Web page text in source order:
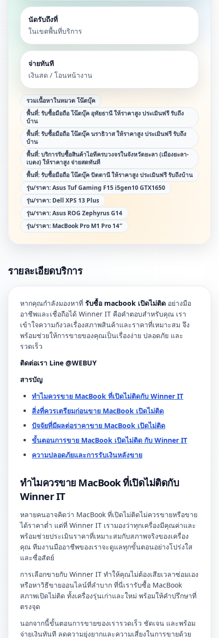
นัดรับถึงที่
ในเขตพื้นที่บริการ
จ่ายทันที
เงินสด / โอนหน้างาน
รวมเนื้อหาในหมวดโน๊ตบุ๊ค
พื้นที่:รับซื้อมือถือ โน๊ตบุ๊ค อุทัยธานี ให้ราคาสูง ประเมินฟรี รับถึง
บ้าน
พื้นที่:รับซื้อมือถือ โน๊ตบุ๊ค นราธิวาส ให้ราคาสูง ประเมินฟรี รับถึง
บ้าน
พื้นที่:บริการรับซื้อสินค้าไอทีครบวงจรในจังหวัดยะลา (เมืองยะลา-
เบตง) ให้ราคาสูง จ่ายสดทันที
พื้นที่:รับซื้อมือถือ โน๊ตบุ๊ค ปัตตานี ให้ราคาสูง ประเมินฟรี รับถึงบ้าน
รุ่น/ราคา:Asus Tuf Gaming F15 i5gen10 GTX1650
รุ่น/ราคา: Dell XPS 13 Plus
รุ่น/ราคา:Asus ROG Zephyrus G14
รุ่น/ราคา: MacBook Pro M1 Pro 14″
รายละเอียดบริการ
หากคุณกำลังมองหาที่ รับซื้อ macbook เปิดไม่ติด อย่างมือ
อาชีพและเชื่อถือได้ Winner IT คือคำตอบสำหรับคุณ เรา
เข้าใจความกังวลเรื่องสภาพสินค้าและราคาที่เหมาะสม จึง
พร้อมช่วยให้การขายของคุณเป็นเรื่องง่าย ปลอดภัย และ
รวดเร็ว
ติดต่อเรา Line @WEBUY
สารบัญ
ทำไมควรขาย MacBook ที่เปิดไม่ติดกับ Winner IT
สิ่งที่ควรเตรียมก่อนขาย MacBook เปิดไม่ติด
ปัจจัยที่มีผลต่อราคาขาย MacBook เปิดไม่ติด
ขั้นตอนการขาย MacBook เปิดไม่ติด กับ Winner IT
ความปลอดภัยและการรับเงินหลังขาย
ทำไมควรขาย MacBook ที่เปิดไม่ติดกับ
Winner IT
หลายคนอาจคิดว่า MacBook ที่เปิดไม่ติดไม่ควรขายหรือขาย
ได้ราคาต่ำ แต่ที่ Winner IT เรามองว่าทุกเครื่องมีคุณค่าและ
พร้อมช่วยประเมินราคาที่เหมาะสมกับสภาพจริงของเครื่อง
คุณ ทีมงานมืออาชีพของเราจะดูแลทุกขั้นตอนอย่างโปร่งใส
และซื่อสัตย์
การเลือกขายกับ Winner IT ทำให้คุณไม่ต้องเสียเวลาซ่อมเอง
หรือหาวิธีขายออนไลน์ที่ลำบาก ที่นี่เรารับซื้อ MacBook
สภาพเปิดไม่ติด ทั้งเครื่องรุ่นเก่าและใหม่ พร้อมให้คำปรึกษาที่
ตรงจุด
นอกจากนี้ขั้นตอนการขายของเรารวดเร็ว ชัดเจน และพร้อม
จ่ายเงินทันที ลดความยุ่งยากและความเสี่ยงในการขายด้วย